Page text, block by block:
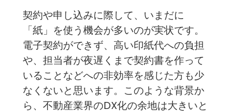
契約や申し込みに際して、いまだに
「紙」を使う機会が多いのが実状です。
電子契約ができず、高い印紙代への負担
や、担当者が夜遅くまで契約書を作って
いることなどへの非効率を感じた方も少
なくないと思います。このような背景か
ら、不動産業界のDX化の余地は大きいと